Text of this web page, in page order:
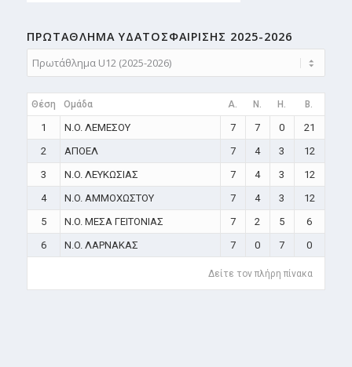
ΠΡΩΤΑΘΛΗMA ΥΔΑΤΟΣΦΑΙΡΙΣΗΣ 2025-2026
Θέση Ομάδα A. N. H. B.
1 N.O. ΛΕΜΕΣΟΥ 7 7 0
21
2
ΑΠΟΕΛ 7 4 3
12
3
N.O. ΛΕΥΚΩΣΙΑΣ 7 4 3
12
4
N.O. ΑΜΜΟΧΩΣΤΟΥ 7 4 3
12
5
N.O. ΜΕΣΑ ΓΕΙΤΟΝΙΑΣ 7 2 5
6
6
N.O. ΛΑΡΝΑΚΑΣ 7 0 7 0
Δείτε τον πλήρη πίνακα